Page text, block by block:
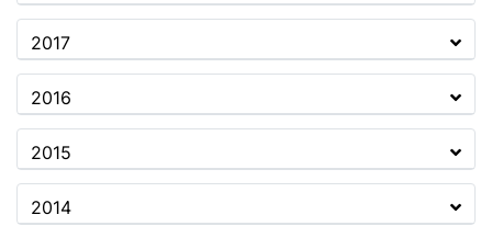
2017
2016
2015
2014